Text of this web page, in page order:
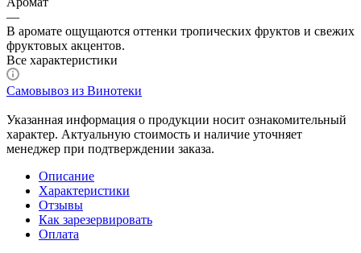
—
В аромате ощущаются оттенки тропических фруктов и свежих
фруктовых акцентов.
Все характеристики
Самовывоз из Винотеки
Указанная информация о продукции носит ознакомительный
характер. Актуальную стоимость и наличие уточняет
менеджер при подтверждении заказа.
Описание
Характеристики
Отзывы
Как зарезервировать
Оплата